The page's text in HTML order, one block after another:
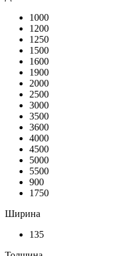
1000
1200
1250
1500
1600
1900
2000
2500
3000
3500
3600
4000
4500
5000
5500
900
1750
Ширина
135